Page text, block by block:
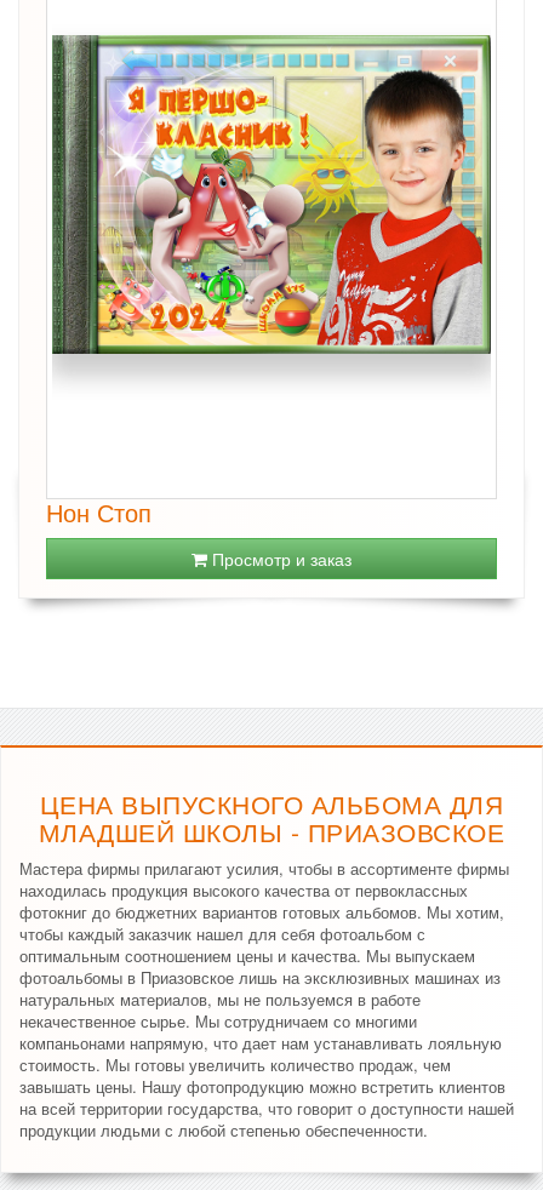
Нон Стоп
Просмотр и заказ
ЦЕНА ВЫПУСКНОГО АЛЬБОМА ДЛЯ
МЛАДШЕЙ ШКОЛЫ - ПРИАЗОВСКОЕ
Мастера фирмы прилагают усилия, чтобы в ассортименте фирмы
находилась продукция высокого качества от первоклассных
фотокниг до бюджетних вариантов готовых альбомов. Мы хотим,
чтобы каждый заказчик нашел для себя фотоальбом с
оптимальным соотношением цены и качества. Мы выпускаем
фотоальбомы в Приазовское лишь на эксклюзивных машинах из
натуральных материалов, мы не пользуемся в работе
некачественное сырье. Мы сотрудничаем со многими
компаньонами напрямую, что дает нам устанавливать лояльную
стоимость. Мы готовы увеличить количество продаж, чем
завышать цены. Нашу фотопродукцию можно встретить клиентов
на всей территории государства, что говорит о доступности нашей
продукции людьми с любой степенью обеспеченности.